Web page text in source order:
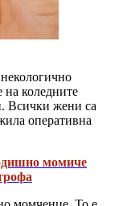
коледните
Всички жени са
оперативна
момиче